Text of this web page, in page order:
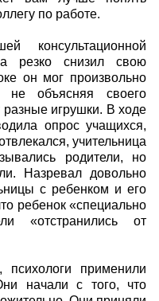
по работе.
консультационной
резко снизил свою
он мог произвольно
объясняя своего
игрушки. В ходе
опрос учащихся,
учительница
родители, но
Назревал довольно
с ребенком и его
ребенок «специально
«отстранились от
психологи применили
начали с того, что